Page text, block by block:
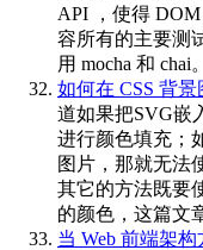
API ，使得
容所有的主要测
用 mocha 和
如何在 CSS 背
道如果把SVG嵌
进行颜色填充；
图片，那就无法
其它的方法既要
的颜色，这篇文
当 Web 前端架构